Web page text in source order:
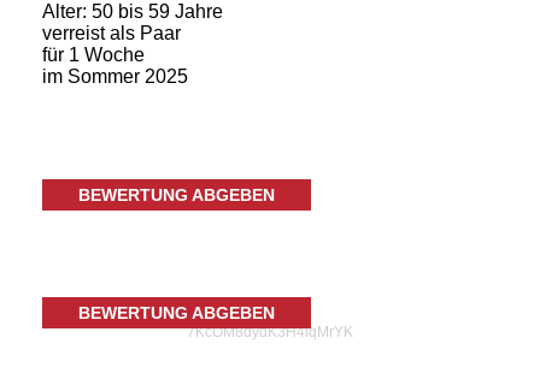
Alter: 50 bis 59 Jahre
verreist als Paar
für 1 Woche
im Sommer 2025
BEWERTUNG ABGEBEN
BEWERTUNG ABGEBEN
7KcOM8dydK3H4iqMrYK